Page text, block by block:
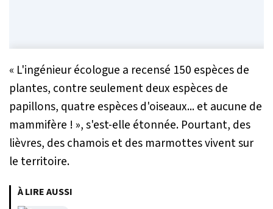
« L'ingénieur écologue a recensé 150 espèces de
plantes, contre seulement deux espèces de
papillons, quatre espèces d'oiseaux... et aucune de
mammifère ! », s'est-elle étonnée. Pourtant, des
lièvres, des chamois et des marmottes vivent sur
le territoire.
À LIRE AUSSI